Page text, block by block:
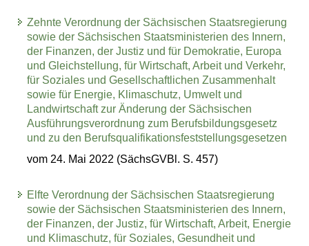
Zehnte Verordnung der Sächsischen Staatsregierung
sowie der Sächsischen Staatsministerien des Innern,
der Finanzen, der Justiz und für Demokratie, Europa
und Gleichstellung, für Wirtschaft, Arbeit und Verkehr,
für Soziales und Gesellschaftlichen Zusammenhalt
sowie für Energie, Klimaschutz, Umwelt und
Landwirtschaft zur Änderung der Sächsischen
Ausführungsverordnung zum Berufsbildungsgesetz
und zu den Berufsqualifikationsfeststellungsgesetzen
vom 24. Mai 2022 (SächsGVBl. S. 457)
Elfte Verordnung der Sächsischen Staatsregierung
sowie der Sächsischen Staatsministerien des Innern,
der Finanzen, der Justiz, für Wirtschaft, Arbeit, Energie
und Klimaschutz, für Soziales, Gesundheit und